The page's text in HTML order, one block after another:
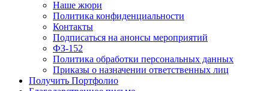
Наше жюри
Политика конфиденциальности
Контакты
Подписаться на анонсы мероприятий
ФЗ-152
Политика обработки персональных данных
Приказы о назначении ответственных лиц
Получить Портфолио